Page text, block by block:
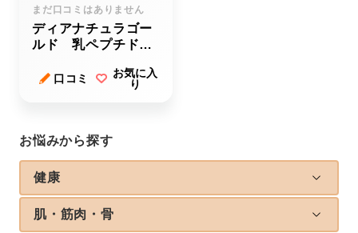
お悩みから探す
健康
肌・筋肉・骨
まだ口コミはありません
ディアナチュラゴー
ルド 乳ペプチドＬ
ィーピー）
口コミ
お気に入
り